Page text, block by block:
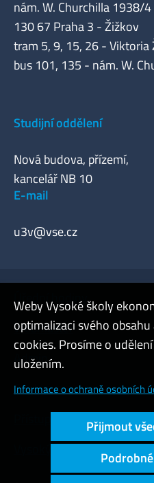
nám. W. Churchilla 1938/4
130 67 Praha 3 - Žižkov
tram 5, 9, 15, 26 - Viktoria
bus 101, 135 - nám. W.
Studijní oddělení
Nová budova, přízemí,
kancelář NB 10
E-mail
u3v@vse.cz
Úřední hodiny
Webmaster
Admin
Cookies a ochrana
Přístupnost webu
Vysoký kontrast
Weby Vysoké školy
optimalizaci svého
cookies. Prosíme o
uložením.
Informace o ochraně osobních
Přijmout